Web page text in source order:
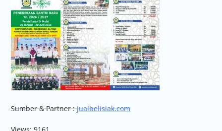
Sumber & Partner :Jualbelisiak.com
Views: 9161